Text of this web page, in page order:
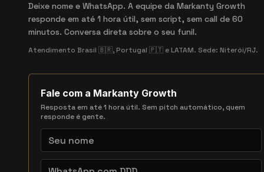
Deixe nome e WhatsApp. A equipe da Markanty Growth
responde em até 1 hora útil, sem script, sem call de 60
minutos. Conversa direta sobre o seu funil.
Atendimento Brasil 🇧🇷, Portugal 🇵🇹 e LATAM. Sede: Niterói/RJ.
Fale com a Markanty Growth
Resposta em até 1 hora útil. Sem pitch automático, quem
responde é gente.